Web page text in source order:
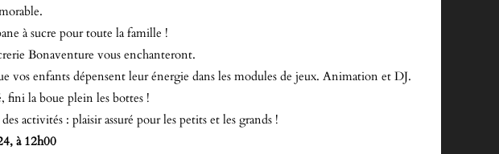
à sucre pour toute la famille !
Bonaventure vous enchanteront.
enfants dépensent leur énergie dans les modules de jeux. Animation et DJ.
fini la boue plein les bottes !
activités : plaisir assuré pour les petits et les grands !
à 12h00